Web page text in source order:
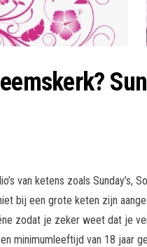
van ketens zoals Sunday’s,
bij een grote keten zijn
zodat je zeker weet dat je
minimumleeftijd van 18 jaar